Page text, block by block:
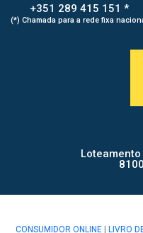
+351 289 415 151 *
(*) Chamada para a rede fixa
CONSUMIDOR ONLINE LIVRO